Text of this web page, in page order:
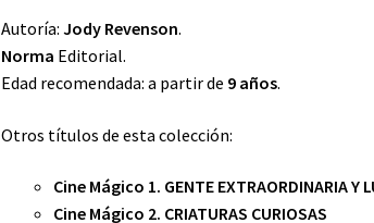
Autoría: Jody Revenson.
Norma Editorial.
Edad recomendada: a partir de 9 años.
Otros títulos de esta colección:
Cine Mágico 1. GENTE EXTRAORDINARIA Y
Cine Mágico 2. CRIATURAS CURIOSAS